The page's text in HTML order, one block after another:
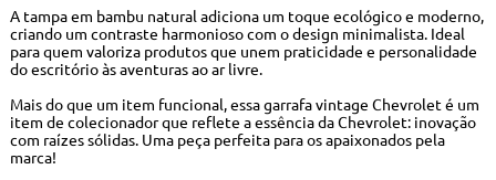
A tampa em bambu natural adiciona um toque ecológico e moderno,
criando um contraste harmonioso com o design minimalista. Ideal
para quem valoriza produtos que unem praticidade e personalidade
do escritório às aventuras ao ar livre.
Mais do que um item funcional, essa garrafa vintage Chevrolet é um
item de colecionador que reflete a essência da Chevrolet: inovação
com raízes sólidas. Uma peça perfeita para os apaixonados pela
marca!